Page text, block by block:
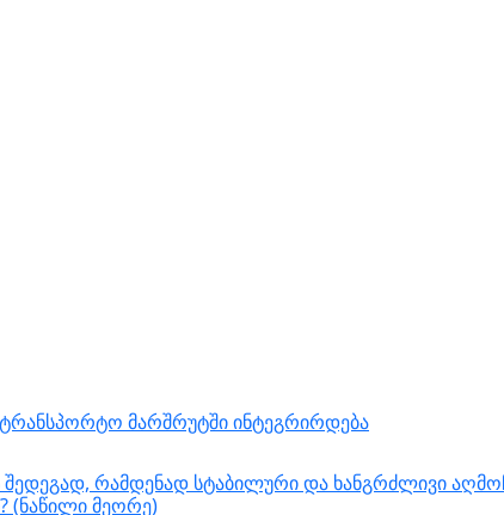
მარშრუტში ინტეგრირდება
რამდენად სტაბილური და ხანგრძლივი
(ნაწილი მეორე)